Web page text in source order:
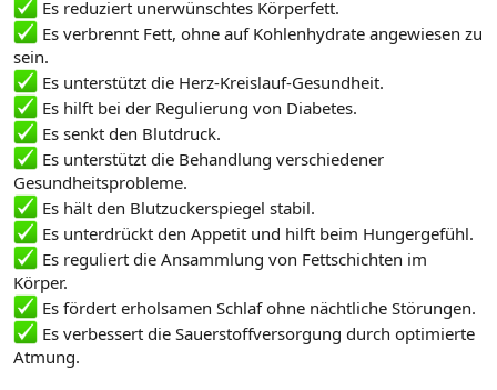
Es reduziert unerwünschtes Körperfett.
Es verbrennt Fett, ohne auf Kohlenhydrate angewiesen zu
sein.
Es unterstützt die Herz-Kreislauf-Gesundheit.
Es hilft bei der Regulierung von Diabetes.
Es senkt den Blutdruck.
Es unterstützt die Behandlung verschiedener
Gesundheitsprobleme.
Es hält den Blutzuckerspiegel stabil.
Es unterdrückt den Appetit und hilft beim Hungergefühl.
Es reguliert die Ansammlung von Fettschichten im
Körper.
Es fördert erholsamen Schlaf ohne nächtliche Störungen.
Es verbessert die Sauerstoffversorgung durch optimierte
Atmung.